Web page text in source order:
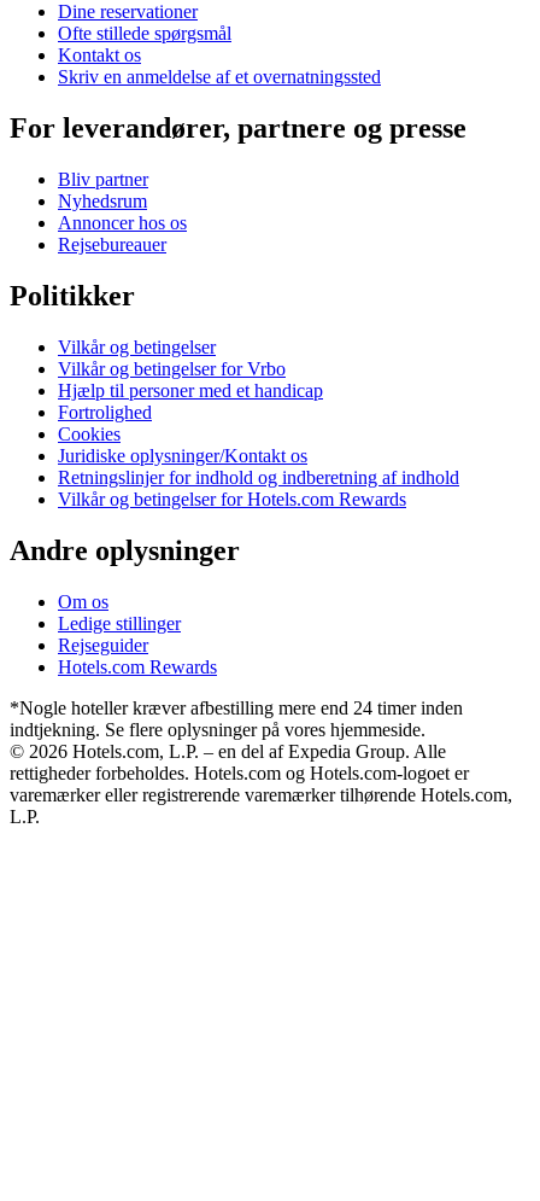
Dine reservationer
Ofte stillede spørgsmål
Kontakt os
Skriv en anmeldelse af et overnatningssted
For leverandører, partnere og presse
Bliv partner
Nyhedsrum
Annoncer hos os
Rejsebureauer
Politikker
Vilkår og betingelser
Vilkår og betingelser for Vrbo
Hjælp til personer med et handicap
Fortrolighed
Cookies
Juridiske oplysninger/Kontakt os
Retningslinjer for indhold og indberetning af indhold
Vilkår og betingelser for Hotels.com Rewards
Andre oplysninger
Om os
Ledige stillinger
Rejseguider
Hotels.com Rewards
*Nogle hoteller kræver afbestilling mere end 24 timer inden
indtjekning. Se flere oplysninger på vores hjemmeside.
© 2026 Hotels.com, L.P. – en del af Expedia Group. Alle
rettigheder forbeholdes. Hotels.com og Hotels.com-logoet er
varemærker eller registrerende varemærker tilhørende Hotels.com,
L.P.